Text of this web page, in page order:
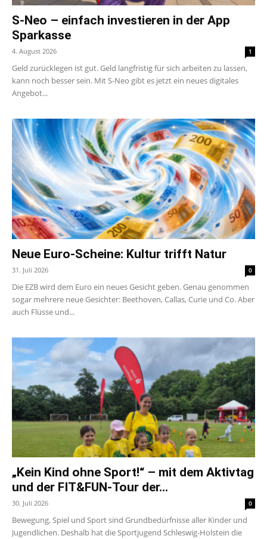
S-Neo – einfach investieren in der App
Sparkasse
4. August 2026 1
Geld zurücklegen ist gut. Geld langfristig für sich arbeiten zu lassen,
kann noch besser sein. Mit S-Neo gibt es jetzt ein neues digitales
Angebot...
Neue Euro-Scheine: Kultur trifft Natur
31. Juli 2026 0
Die EZB wird dem Euro ein neues Gesicht geben. Genau genommen
sogar mehrere neue Gesichter: Beethoven, Callas, Curie und Co. Aber
auch Flüsse und...
„Kein Kind ohne Sport!“ – mit dem Aktivtag
und der FIT&FUN-Tour der...
30. Juli 2026 0
Bewegung, Spiel und Sport sind Grundbedürfnisse aller Kinder und
Jugendlichen. Deshalb hat die Sportjugend Schleswig-Holstein die